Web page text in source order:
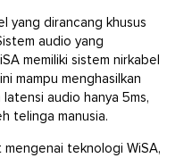
yang dirancang khusus
audio yang
memiliki sistem nirkabel
mampu menghasilkan
audio hanya 5ms,
telinga manusia.
teknologi WiSA,